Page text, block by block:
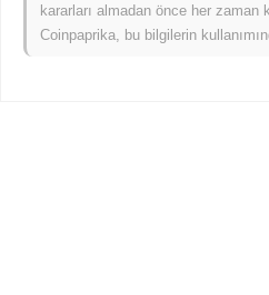
Son 7 günde Gem4040.00%
geniş piyasa momentumuna göre
kararları almadan önce her zaman
Coinpaprika, bu bilgilerin